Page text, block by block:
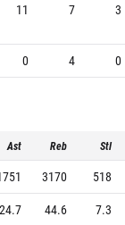
11 7 3
0 4 0
Ast Reb Stl
3170
518
24.7 44.6 7.3